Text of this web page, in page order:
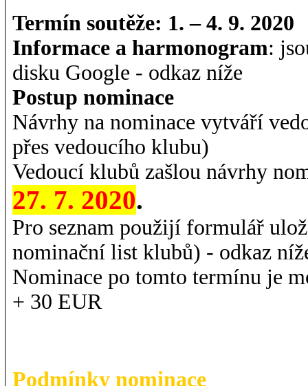
Termín soutěže: 1. – 4. 9. 2020
Informace a harmonogram:
disku Google - odkaz níže
Postup nominace
Návrhy na nominace vytváří
přes vedoucího klubu)
Vedoucí klubů zašlou návrhy
27. 7. 2020.
Pro seznam použijí formulář
nominační list klubů) - odkaz
Nominace po tomto termínu je
+ 30 EUR
Podmínky nominace